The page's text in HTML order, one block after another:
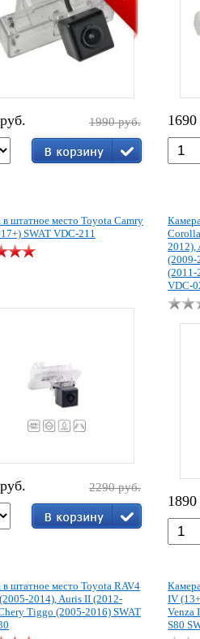
1990 руб.
штатное место Toyota Camry
SWAT VDC-211
2290 руб.
2012),
(2009-
(2011-
VDC-
штатное место Toyota RAV4
2014), Auris II (2012-
Tiggo (2005-2016) SWAT
IV
Venza
S80